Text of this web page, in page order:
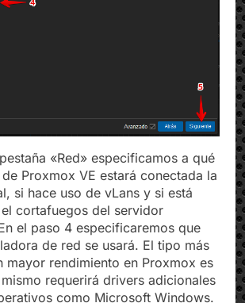
«Red» especificamos a qué
Proxmox VE estará conectada la
si hace uso de vLans y si está
cortafuegos del servidor
el paso 4 especificaremos que
de red se usará. El tipo más
mayor rendimiento en Proxmox es
requerirá drivers adicionales